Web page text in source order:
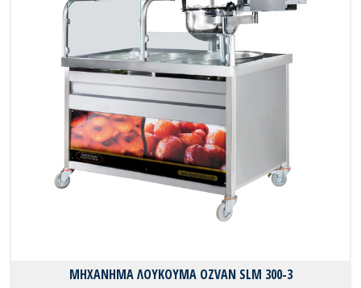
ΜΗΧΑΝΗΜΑ ΛΟΥΚΟΥΜΑ OZVAN SLM 300-3